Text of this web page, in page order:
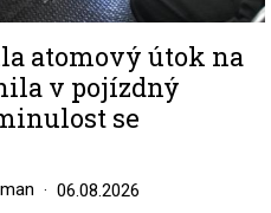
atomový útok na
v pojízdný
se
06.08.2026